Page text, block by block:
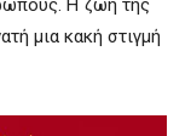
Η ζωή της
μια κακή στιγμή